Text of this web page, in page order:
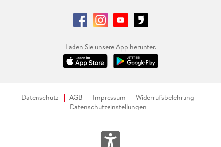
Laden Sie unsere App herunter.
Datenschutz AGB Impressum
Widerrufsbelehrung
Datenschutzeinstellungen